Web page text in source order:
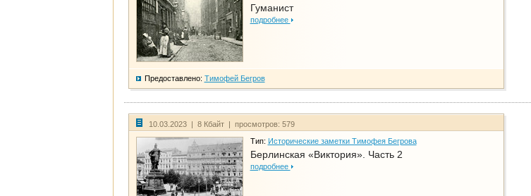
Гуманист
подробнее
Предоставлено: Тимофей Бегров
10.03.2023 | 8 Кбайт | просмотров: 579
Тип: Исторические заметки Тимофея Бегрова
Берлинская «Виктория». Часть 2
подробнее